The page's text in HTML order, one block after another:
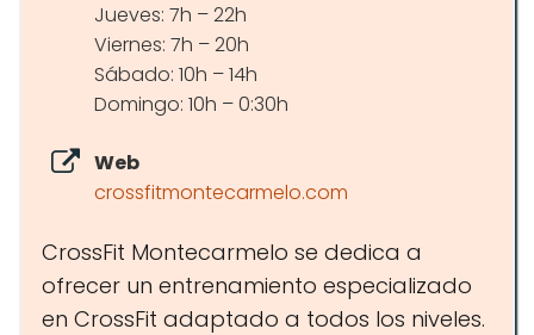
Jueves: 7h – 22h
Viernes: 7h – 20h
Sábado: 10h – 14h
Domingo: 10h – 0:30h
Web
crossfitmontecarmelo.com
CrossFit Montecarmelo se dedica a
ofrecer un entrenamiento especializado
en CrossFit adaptado a todos los niveles.